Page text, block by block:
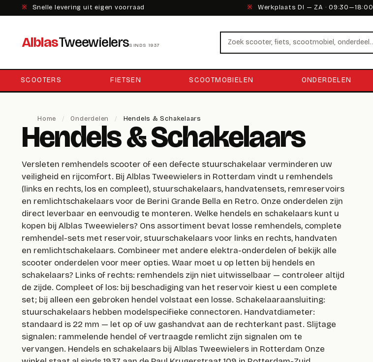
※ Snelle levering uit eigen voorraad ※ Werkplaats DI — ZA · 09:30—18:00
AlblasTweewielersSINDS 1937
Zoeken
SCOOTERS FIETSEN SCOOTMOBIELEN ONDERDELEN
Home / Onderdelen / Hendels & Schakelaars
Hendels & Schakelaars
Versleten remhendels scooter of een defecte stuurschakelaar verminderen uw
veiligheid en rijcomfort. Bij Alblas Tweewielers in Rotterdam vindt u remhendels
(links en rechts, los en compleet), stuurschakelaars, handvatensets, remreservoirs
en remlichtschakelaars voor de Berini Grande Bella en Retro. Onze onderdelen zijn
direct leverbaar en eenvoudig te monteren. Welke hendels en schakelaars kunt u
kopen bij Alblas Tweewielers? Ons assortiment bevat losse remhendels, complete
remhendel-sets met reservoir, stuurschakelaars voor links en rechts, handvaten
en remlichtschakelaars. Combineer met andere elektra-onderdelen of bekijk alle
scooter onderdelen voor meer opties. Waar moet u op letten bij hendels en
schakelaars? Links of rechts: remhendels zijn niet uitwisselbaar — controleer altijd
de zijde. Compleet of los: bij beschadiging van het reservoir kiest u een complete
set; bij alleen een gebroken hendel volstaat een losse. Schakelaaraansluiting:
stuurschakelaars hebben modelspecifieke connectoren. Handvatdiameter:
standaard is 22 mm — let op of uw gashandvat aan de rechterkant past. Slijtage
signalen: rammelende hendel of vertraagde remlicht zijn signalen om te
vervangen. Hendels en schakelaars bij Alblas Tweewielers in Rotterdam Onze